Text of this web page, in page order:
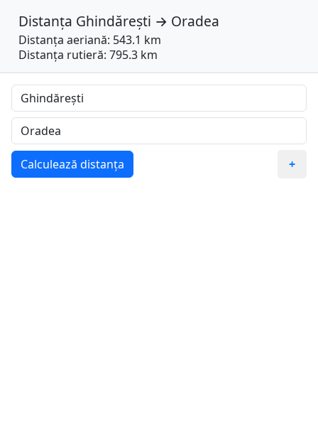
Distanța Ghindărești → Oradea
Distanța aeriană: 543.1 km
Distanța rutieră: 795.3 km
Calculează distanța +